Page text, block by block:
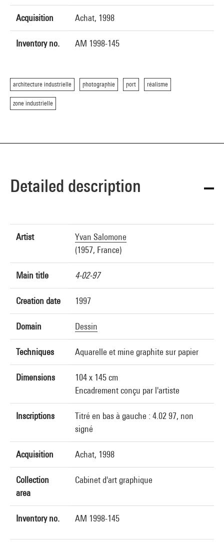
Acquisition Achat, 1998
Inventory no. AM 1998-145
architecture industrielle photographie port réalisme
zone industrielle
Detailed description
Artist
Yvan Salomone
(1957, France)
Main title 4-02-97
Creation date 1997
Domain Dessin
Techniques Aquarelle et mine graphite sur papier
Dimensions
104 x 145 cm
Encadrement conçu par l'artiste
Inscriptions
Titré en bas à gauche : 4.02 97, non
signé
Acquisition Achat, 1998
Collection
area
Cabinet d'art graphique
Inventory no. AM 1998-145